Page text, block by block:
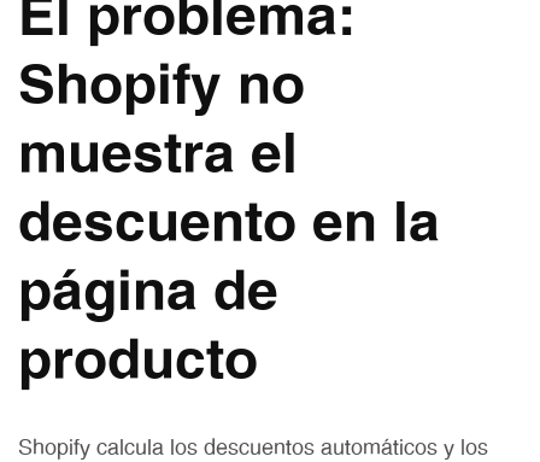
El problema:
Shopify no
muestra el
descuento en la
página de
producto
Shopify calcula los descuentos automáticos y los